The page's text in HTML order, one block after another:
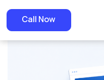
Call Now
كيف تؤثر تجربة المستخدم على نتائج إعلانات Google وتحويل